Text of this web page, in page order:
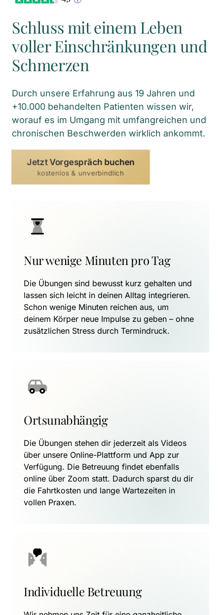
Schluss mit einem Leben
voller Einschränkungen und
Schmerzen
Durch unsere Erfahrung aus 19 Jahren und
+10.000 behandelten Patienten wissen wir,
worauf es im Umgang mit umfangreichen und
chronischen Beschwerden wirklich ankommt.
Jetzt Vorgespräch buchen
kostenlos & unverbindlich
Nur wenige Minuten pro Tag
Die Übungen sind bewusst kurz gehalten und
lassen sich leicht in deinen Alltag integrieren.
Schon wenige Minuten reichen aus, um
deinem Körper neue Impulse zu geben – ohne
zusätzlichen Stress durch Termindruck.
Ortsunabhängig
Die Übungen stehen dir jederzeit als Videos
über unsere Online-Plattform und App zur
Verfügung. Die Betreuung findet ebenfalls
online über Zoom statt. Dadurch sparst du dir
die Fahrtkosten und lange Wartezeiten in
vollen Praxen.
Individuelle Betreuung